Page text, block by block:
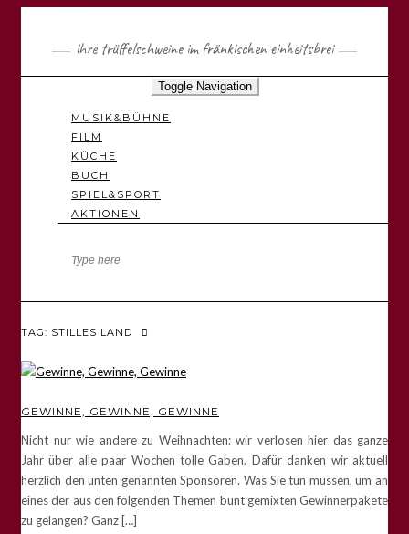
ihre trüffelschweine im fränkischen einheitsbrei
Toggle Navigation
MUSIK&BÜHNE
FILM
KÜCHE
BUCH
SPIEL&SPORT
AKTIONEN
TAG: STILLES LAND
GEWINNE, GEWINNE, GEWINNE
Nicht nur wie andere zu Weihnachten: wir verlosen hier das ganze
Jahr über alle paar Wochen tolle Gaben. Dafür danken wir aktuell
herzlich den unten genannten Sponsoren. Was Sie tun müssen, um an
eines der aus den folgenden Themen bunt gemixten Gewinnerpakete
zu gelangen? Ganz […]